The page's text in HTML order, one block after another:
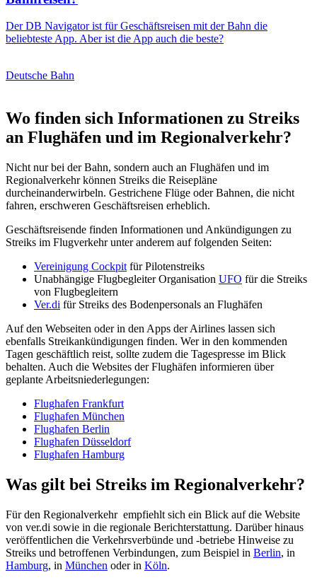
Der DB Navigator ist für Geschäftsreisen mit der Bahn die
beliebteste App. Aber ist die App auch die beste?
Deutsche Bahn
Wo finden sich Informationen zu Streiks
an Flughäfen und im Regionalverkehr?
Nicht nur bei der Bahn, sondern auch an Flughäfen und im
Regionalverkehr können Streiks die Reisepläne
durcheinanderwirbeln. Gestrichene Flüge oder Bahnen, die nicht
fahren, erschweren Geschäftsreisen erheblich.
Geschäftsreisende finden Informationen und Ankündigungen zu
Streiks im Flugverkehr unter anderem auf folgenden Seiten:
Vereinigung Cockpit für Pilotenstreiks
Unabhängige Flugbegleiter Organisation UFO für die Streiks
von Flugbegleitern
Ver.di für Streiks des Bodenpersonals an Flughäfen
Auf den Webseiten oder in den Apps der Airlines lassen sich
ebenfalls Streikankündigungen finden. Wer in den kommenden
Tagen geschäftlich reist, sollte zudem die Tagespresse im Blick
behalten. Auch die Websites der Flughäfen informieren über
geplante Arbeitsniederlegungen:
Flughafen Frankfurt
Flughafen München
Flughafen Berlin
Flughafen Düsseldorf
Flughafen Hamburg
Was gilt bei Streiks im Regionalverkehr?
Für den Regionalverkehr empfiehlt sich ein Blick auf die Website
von ver.di sowie in die regionale Berichterstattung. Darüber hinaus
veröffentlichen die Verkehrsverbünde und -betriebe Hinweise zu
Streiks und betroffenen Verbindungen, zum Beispiel in Berlin, in
Hamburg, in München oder in Köln.